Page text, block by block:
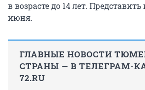
в возрасте до 14 лет.
июня.
ГЛАВНЫЕ НОВОСТИ
СТРАНЫ — В ТЕЛЕГРАМ-
72.RU